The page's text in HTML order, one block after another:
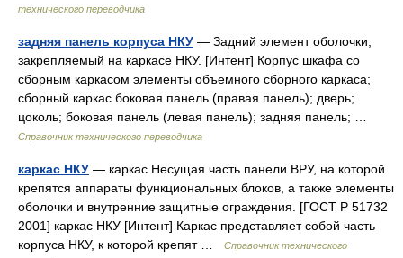
технического переводчика
задняя панель корпуса НКУ — Задний элемент оболочки,
закрепляемый на каркасе НКУ. [Интент] Корпус шкафа со
сборным каркасом элементы объемного сборного каркаса;
сборный каркас боковая панель (правая панель); дверь;
цоколь; боковая панель (левая панель); задняя панель; …
Справочник технического переводчика
каркас НКУ — каркас Несущая часть панели ВРУ, на которой
крепятся аппараты функциональных блоков, а также элементы
оболочки и внутренние защитные ограждения. [ГОСТ Р 51732
2001] каркас НКУ [Интент] Каркас представляет собой часть
корпуса НКУ, к которой крепят …
Справочник технического